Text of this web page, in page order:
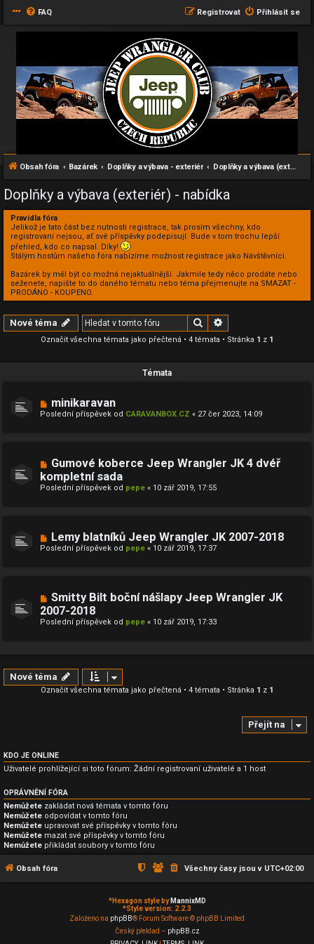
FAQ Přihlásit se
Registrovat
Obsah fóra Bazárek Doplňky a výbava - exteriér Doplňky a výbava (exteriér) - nabídka
Doplňky a výbava (exteriér) - nabídka
Pravidla fóra
Jelikož je tato část bez nutnosti registrace, tak prosím všechny, kdo
registrovaní nejsou, ať své příspěvky podepisují. Bude v tom trochu lepší
přehled, kdo co napsal. Díky!
Stálým hostům našeho fóra nabízíme možnost registrace jako Návštěvníci.
Bazárek by měl být co možná nejaktuálnější. Jakmile tedy něco prodáte nebo
seženete, napište to do daného tématu nebo téma přejmenujte na SMAZAT -
PRODÁNO - KOUPENO.
Nové téma Hledat
Označit všechna témata jako přečtená • 4 témata • Stránka 1 z 1
Témata
minikaravan
Poslední příspěvek od CARAVANBOX.CZ « 27 čer 2023, 14:09
Gumové koberce Jeep Wrangler JK 4 dvéř
kompletní sada
Poslední příspěvek od pepe « 10 zář 2019, 17:55
Lemy blatníků Jeep Wrangler JK 2007-2018
Poslední příspěvek od pepe « 10 zář 2019, 17:37
Smitty Bilt boční nášlapy Jeep Wrangler JK
2007-2018
Poslední příspěvek od pepe « 10 zář 2019, 17:33
Nové téma
Označit všechna témata jako přečtená • 4 témata • Stránka 1 z 1
Přejít na
KDO JE ONLINE
Uživatelé prohlížející si toto fórum: Žádní registrovaní uživatelé a 1 host
OPRÁVNĚNÍ FÓRA
Nemůžete zakládat nová témata v tomto fóru
Nemůžete odpovídat v tomto fóru
Nemůžete upravovat své příspěvky v tomto fóru
Nemůžete mazat své příspěvky v tomto fóru
Nemůžete přikládat soubory v tomto fóru
Obsah fóra Všechny časy jsou v UTC+02:00
*Hexagon style by MannixMD
*Style version: 2.2.3
Založeno na phpBB® Forum Software © phpBB Limited
Český překlad – phpBB.cz